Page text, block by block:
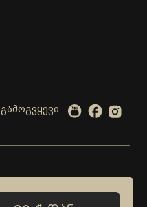
გამოგვყევი